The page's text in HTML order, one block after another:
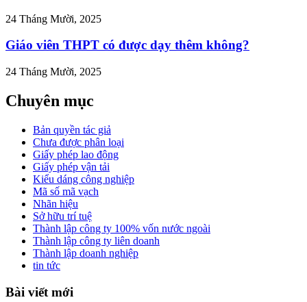
24 Tháng Mười, 2025
Giáo viên THPT có được dạy thêm không?
24 Tháng Mười, 2025
Chuyên mục
Bản quyền tác giả
Chưa được phân loại
Giấy phép lao động
Giấy phép vận tải
Kiểu dáng công nghiệp
Mã số mã vạch
Nhãn hiệu
Sở hữu trí tuệ
Thành lập công ty 100% vốn nước ngoài
Thành lập công ty liên doanh
Thành lập doanh nghiệp
tin tức
Bài viết mới